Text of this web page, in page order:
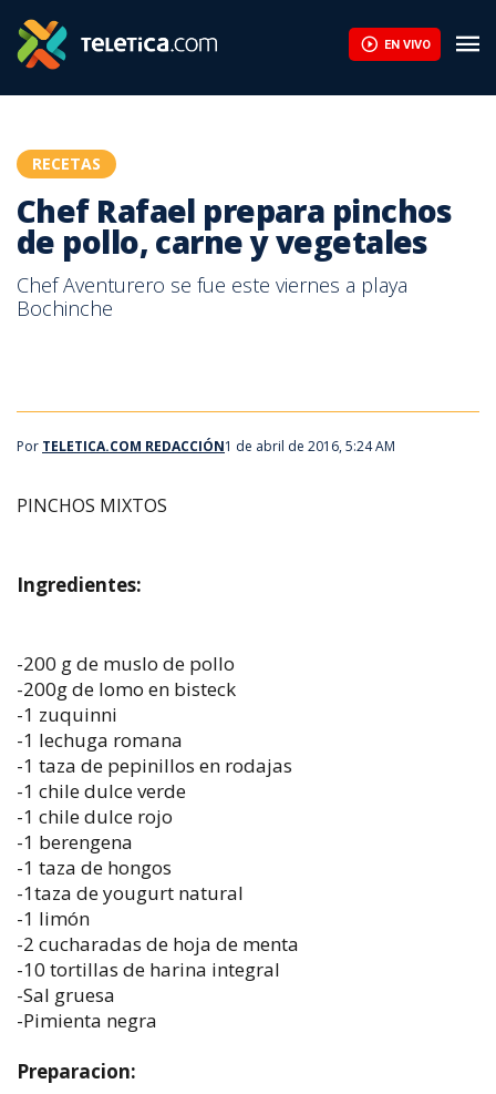
EN VIVO
RECETAS
Chef Rafael prepara pinchos
de pollo, carne y vegetales
Chef Aventurero se fue este viernes a playa
Bochinche
Por TELETICA.COM REDACCIÓN1 de abril de 2016, 5:24 AM
PINCHOS MIXTOS
Ingredientes:
-200 g de muslo de pollo
-200g de lomo en bisteck
-1 zuquinni
-1 lechuga romana
-1 taza de pepinillos en rodajas
-1 chile dulce verde
-1 chile dulce rojo
-1 berengena
-1 taza de hongos
-1taza de yougurt natural
-1 limón
-2 cucharadas de hoja de menta
-10 tortillas de harina integral
-Sal gruesa
-Pimienta negra
Preparacion: